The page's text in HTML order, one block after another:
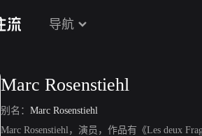
导航
Marc Rosenstiehl
别名： Marc Rosenstiehl
Marc Rosenstiehl，演员，作品有《Les deux